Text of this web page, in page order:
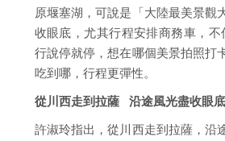
原堰塞湖，可說是「大陸最美景觀
收眼底，尤其行程安排商務車，
行說停就停，想在哪個美景拍照打
吃到哪，行程更彈性。
從川西走到拉薩 沿途風光盡收眼底
許淑玲指出，從川西走到拉薩，沿